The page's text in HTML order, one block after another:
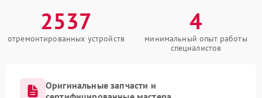
2537
отремонтированных устройств
4
минимальный опыт работы
специалистов
Оригинальные запчасти и